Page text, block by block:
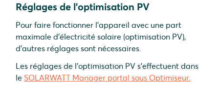
Réglages de l'optimisation PV
Pour faire fonctionner l'appareil avec une part
maximale d'électricité solaire (optimisation PV),
d'autres réglages sont nécessaires.
Les réglages de l'optimisation PV s'effectuent dans
le SOLARWATT Manager portal sous Optimiseur.